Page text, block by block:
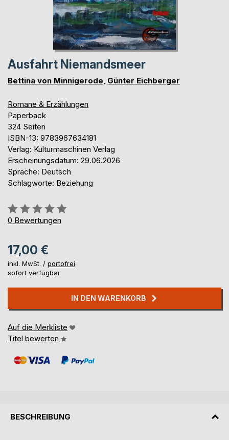
Ausfahrt Niemandsmeer
Bettina von Minnigerode, Günter Eichberger
Romane & Erzählungen
Paperback
324 Seiten
ISBN-13: 9783967634181
Verlag: Kulturmaschinen Verlag
Erscheinungsdatum: 29.06.2026
Sprache: Deutsch
Schlagworte: Beziehung
Bewertung::
0%
0 Bewertungen
17,00 €
inkl. MwSt. / portofrei
sofort verfügbar
IN DEN WARENKORB
Auf die Merkliste
Titel bewerten
BESCHREIBUNG